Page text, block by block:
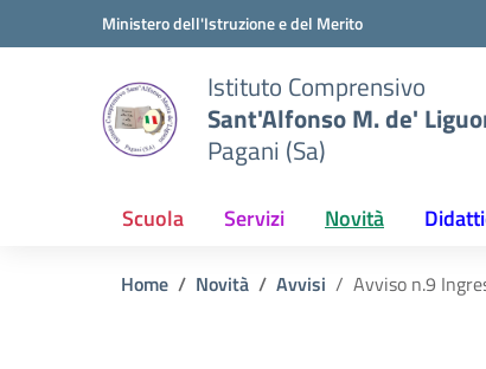
Vai ai contenuti
Vai al menu di navigazioneMinistero dell'Istruzione e del Merito
Istituto Comprensivo
Sant'Alfonso M. de'
Pagani (Sa)
Scuola Servizi Novità
Home Novità Avvisi Avviso n.9